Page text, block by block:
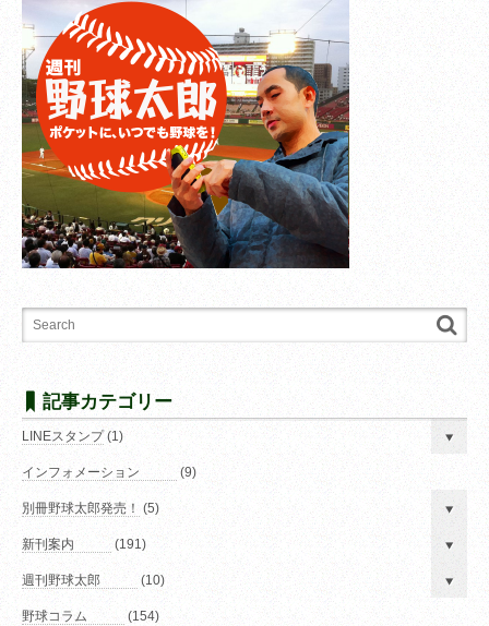
記事カテゴリー
LINEスタンプ(1)
インフォメーション (9)
別冊野球太郎発売！ (5)
新刊案内 (191)
週刊野球太郎 (10)
野球コラム (154)